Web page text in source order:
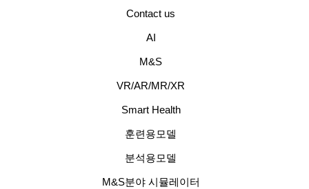
Contact us
AI
M&S
VR/AR/MR/XR
Smart Health
훈련용모델
분석용모델
M&S분야 시뮬레이터